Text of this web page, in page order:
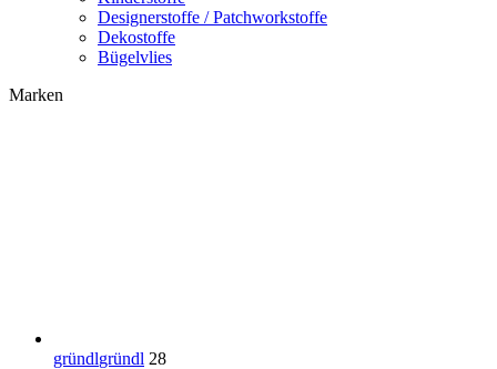
Designerstoffe / Patchworkstoffe
Dekostoffe
Bügelvlies
Marken
gründlgründl 28